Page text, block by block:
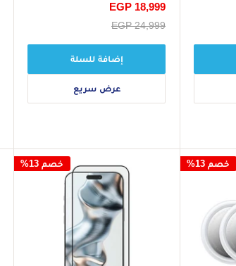
خلفية لاسلكية وبلوتوث ودولبي -
أسود
سعر
EGP 18,999
سعر
EGP 24,999
إضافة للسلة
عرض سريع
خصم 13% خصم 13%